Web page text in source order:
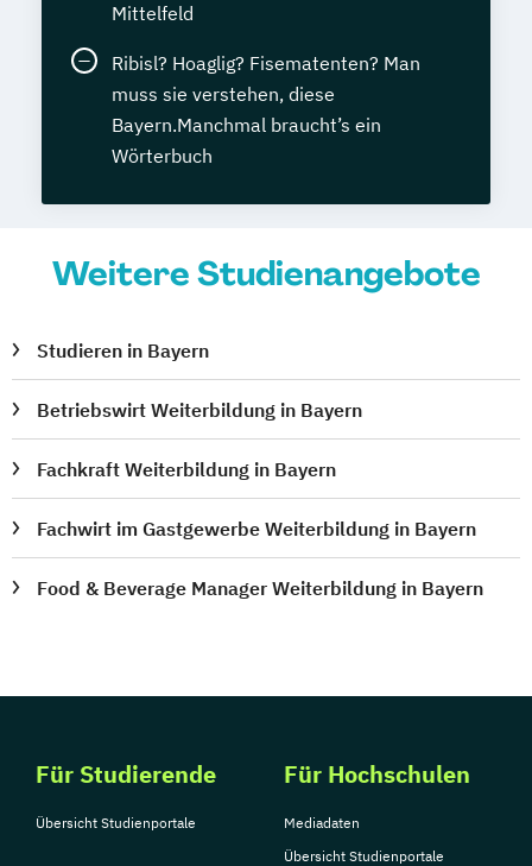
Mittelfeld
Ribisl? Hoaglig? Fisematenten? Man
muss sie verstehen, diese
Bayern.Manchmal braucht’s ein
Wörterbuch
Weitere Studienangebote
Studieren in Bayern
Betriebswirt Weiterbildung in Bayern
Fachkraft Weiterbildung in Bayern
Fachwirt im Gastgewerbe Weiterbildung in Bayern
Food & Beverage Manager Weiterbildung in Bayern
Für Studierende
Übersicht Studienportale
Für Hochschulen
Mediadaten
Übersicht Studienportale